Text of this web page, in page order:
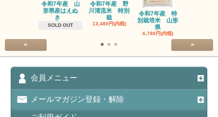
令和7年産 山
形県産はえぬ
き
SOLD OUT
令和7年産 野
川清流米 特別
栽
13,480円(内税)
令和7年産 特
別栽培米 山形
県
6,780円(内税)
< >
会員メニュー
メールマガジン登録・解除